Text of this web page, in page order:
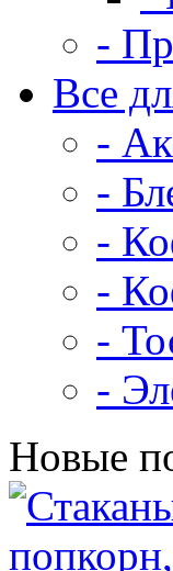
-
Все
-
-
-
-
-
-
Новые